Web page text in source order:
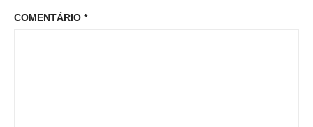
e
o
p
COMENTÁRIO *